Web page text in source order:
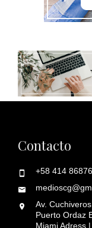
Contacto
+58 414
Av.
Puerto Ordaz
Miami Adress